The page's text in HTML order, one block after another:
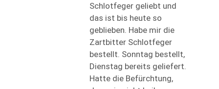
Schlotfeger geliebt und
das ist bis heute so
geblieben. Habe mir die
Zartbitter Schlotfeger
bestellt. Sonntag bestellt,
Dienstag bereits geliefert.
Hatte die Befürchtung,